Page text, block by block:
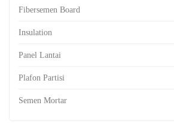
Fibersemen Board
Insulation
Panel Lantai
Plafon Partisi
Semen Mortar